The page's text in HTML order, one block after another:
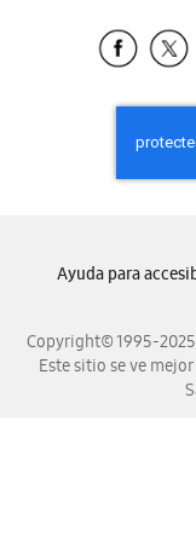
Copyright© 1995-2025
Este sitio se ve
Ayuda para